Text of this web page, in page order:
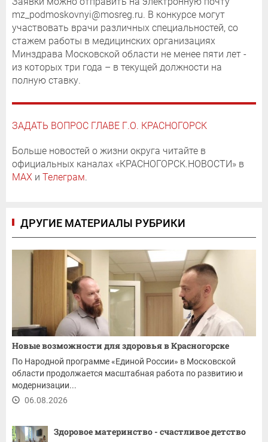
mz_podmoskovnyi@mosreg.ru. В конкурсе могут
участвовать врачи различных специальностей, со
стажем работы в медицинских организациях
Минздрава Московской области не менее пяти лет -
из которых три года – в текущей должности на
полную ставку.
ЗАДАТЬ ВОПРОС ГЛАВЕ Г.О. КРАСНОГОРСК
Больше новостей о жизни округа читайте в
официальных каналах «КРАСНОГОРСК.НОВОСТИ» в
MAX и Телеграм.
ДРУГИЕ МАТЕРИАЛЫ РУБРИКИ
Новые возможности для здоровья в Красногорске
По Народной программе «Единой России» в Московской
области продолжается масштабная работа по развитию и
модернизации...
06.08.2026
Здоровое материнство - счастливое детство